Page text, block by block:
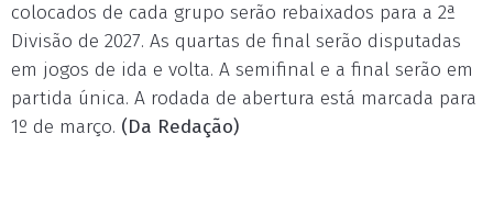
colocados de cada grupo serão rebaixados para a 2ª
Divisão de 2027. As quartas de final serão disputadas
em jogos de ida e volta. A semifinal e a final serão em
partida única. A rodada de abertura está marcada para
1º de março. (Da Redação)